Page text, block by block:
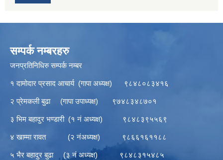
सम्पर्क नम्बरहरु
जनप्रतिनिधिरु सम्पर्क नम्बर
१ दामोदार प्रसाद आचार्य (गापा अध्यक्ष) ९८४८०८३४१६
२ प्रेमकली बुढा (गापा उपाध्यक्ष) ९७४८३४८७०१
३ भिम बहादुर भण्डारी (१ नं अध्यक्ष) ९८४८३९५५६९
४ खाम्मा रावत (२ नंअध्यक्ष) ९८६६१६११८८
५ भैर बहादुर बुढा (३ नं अध्यक्ष) ९८४८३१५४८५